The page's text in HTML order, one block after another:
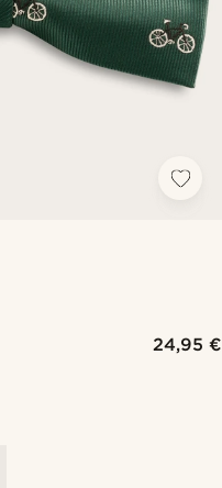
24,95 €